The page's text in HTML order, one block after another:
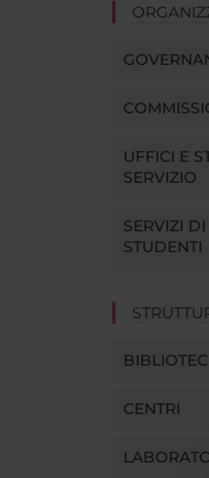
UFFICI E
SERVIZIO
SERVIZI DI
STUDENTI
CENTRI